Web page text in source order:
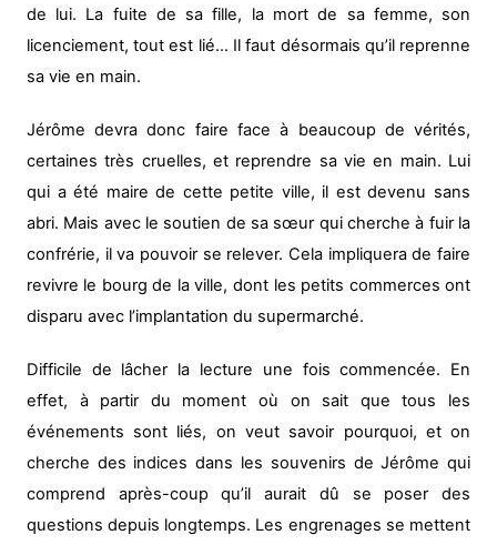
de lui. La fuite de sa fille, la mort de sa femme, son
licenciement, tout est lié… Il faut désormais qu’il reprenne
sa vie en main.
Jérôme devra donc faire face à beaucoup de vérités,
certaines très cruelles, et reprendre sa vie en main. Lui
qui a été maire de cette petite ville, il est devenu sans
abri. Mais avec le soutien de sa sœur qui cherche à fuir la
confrérie, il va pouvoir se relever. Cela impliquera de faire
revivre le bourg de la ville, dont les petits commerces ont
disparu avec l’implantation du supermarché.
Difficile de lâcher la lecture une fois commencée. En
effet, à partir du moment où on sait que tous les
événements sont liés, on veut savoir pourquoi, et on
cherche des indices dans les souvenirs de Jérôme qui
comprend après-coup qu’il aurait dû se poser des
questions depuis longtemps. Les engrenages se mettent